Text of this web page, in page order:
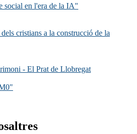
social en l'era de la IA"
cristians a la construcció de la
- El Prat de Llobregat